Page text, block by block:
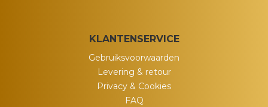
KLANTENSERVICE
Gebruiksvoorwaarden
Levering & retour
Privacy & Cookies
FAQ